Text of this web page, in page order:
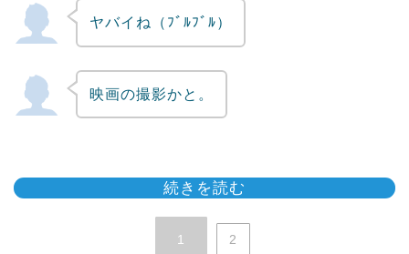
ヤバイね（ﾌﾞﾙﾌﾞﾙ）
映画の撮影かと。
続きを読む
1 2